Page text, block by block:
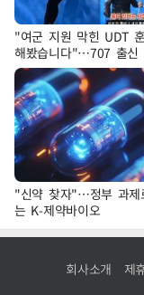
"여군 지원 막힌 UDT
해봤습니다"…707 출신
'완벽 소화'
"신약 찾자"…정부 과제
는 K-제약바이오
회사소개 제